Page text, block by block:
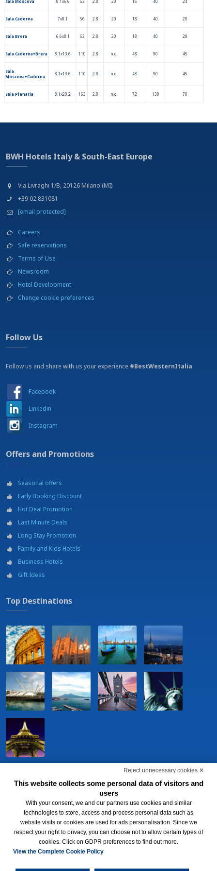
Sala Cadorna 7x8.1 56 2.8 20 18 40 20
Sala Brera 6.6x8.1 53 2.8 20 18 40 20
Sala Cadorna+Brera 8.1x13.6 110 2.8 n.d. 48 90 45
Sala
Moscova+Cadorna
8.1x13.6 110 2.8 n.d. 48 90 45
Sala Plenaria 8.1x20.2 163 2.8 n.d. 72 130 70
BWH Hotels Italy & South-East Europe
Via Livraghi 1/B, 20126 Milano (MI)
+39 02 831081
[email protected]
Careers
Safe reservations
Terms of Use
Newsroom
Hotel Development
Change cookie preferences
Follow Us
Follow us and share with us your experience #BestWesternItalia
Facebook
Linkedin
Instagram
Offers and Promotions
Seasonal offers
Early Booking Discount
Hot Deal Promotion
Last Minute Deals
Long Stay Promotion
Family and Kids Hotels
Business Hotels
Gift Ideas
Top Destinations
BWH Hotels Italia S.c.p.a. - Società Benefit - via Livraghi, 1/b - 20126
Milano - P.IVA 06865290156 -Change cookie preferences-Privacy
Policy
Reject unnecessary cookies ✕
This website collects some personal data of visitors and
users
With your consent, we and our partners use cookies and similar
technologies to store, access and process personal data such as
website visits or cookies are used for ads personalisation. Since we
respect your right to privacy, you can choose not to allow certain types of
cookies. Click on GDPR preferences to find out more.
View the Complete Cookie Policy